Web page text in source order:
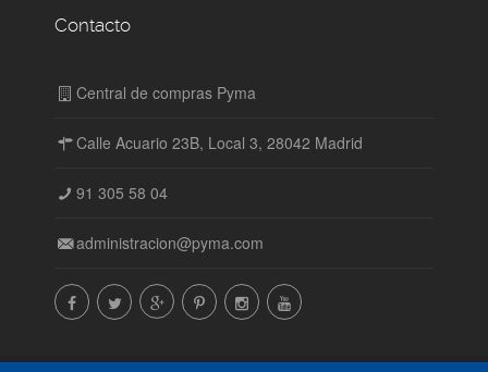
Contacto
Central de compras Pyma
Calle Acuario 23B, Local 3, 28042 Madrid
91 305 58 04
administracion@pyma.com